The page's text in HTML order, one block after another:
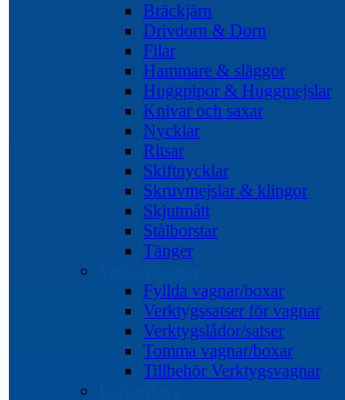
Bräckjärn
Drivdorn & Dorn
Filar
Hammare & släggor
Huggpipor & Huggmejslar
Knivar och saxar
Nycklar
Ritsar
Skiftnycklar
Skruvmejslar & klingor
Skjutmått
Stålborstar
Tänger
Fyllda vagnar/boxar
Verktygssatser för vagnar
Verktygslådor/satser
Tomma vagnar/boxar
Tillbehör Verktygsvagnar